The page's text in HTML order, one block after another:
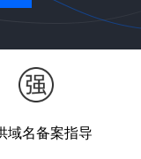
域名备案指导